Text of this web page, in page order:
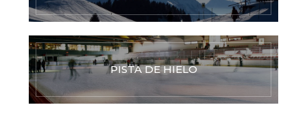
PISTA DE HIELO